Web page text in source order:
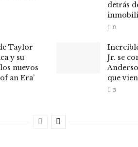
detrás
8
Taylor
y su
nuevos
an Era’
Jr. se
que
3